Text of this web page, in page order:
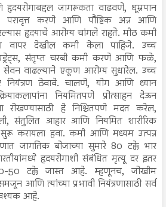
जागरूकता वाढवणे, धूम्रपान
करणे आणि पौष्टिक अन्न आणि
हृदयाचे आरोग्य चांगले राहते. मीठ कमी
वापर देखील कमी केला पाहिजे. उच्च
संतृप्त चरबी कमी करणे आणि फळे,
सेवन वाढल्याने एकूण आरोग्य सुधारेल. उच्च
ठेवावे. चालणे, योग आणि ध्यान
नियमितपणे प्रोत्साहन देऊन
रोखण्यासाठी हे निश्चितपणे मदत करेल,
संतुलित आहार आणि नियमित शारीरिक
सुरू करायला हवा. कमी आणि मध्यम उत्पन्न
जागतिक बोजाच्या सुमारे 80 टक्के भार
हृदयरोगाशी संबंधित मृत्यू दर इतर
50 टक्के जास्त आहे. म्हणूनच, जोखीम
आणि त्यांच्या प्रभावी नियंत्रणासाठी सर्व
आहे.